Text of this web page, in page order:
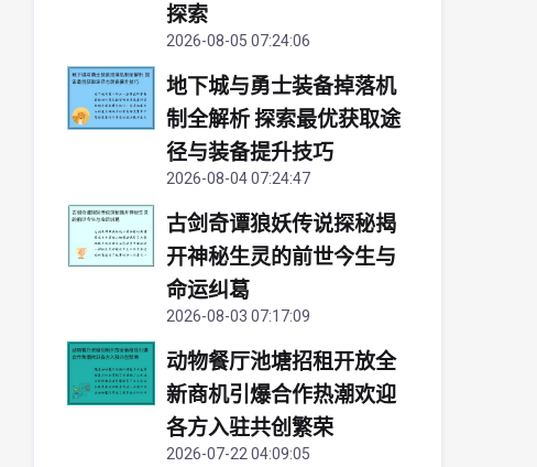
探索
2026-08-05 07:24:06
地下城与勇士装备掉落机
制全解析 探索最优获取途
径与装备提升技巧
2026-08-04 07:24:47
古剑奇谭狼妖传说探秘揭
开神秘生灵的前世今生与
命运纠葛
2026-08-03 07:17:09
动物餐厅池塘招租开放全
新商机引爆合作热潮欢迎
各方入驻共创繁荣
2026-07-22 04:09:05